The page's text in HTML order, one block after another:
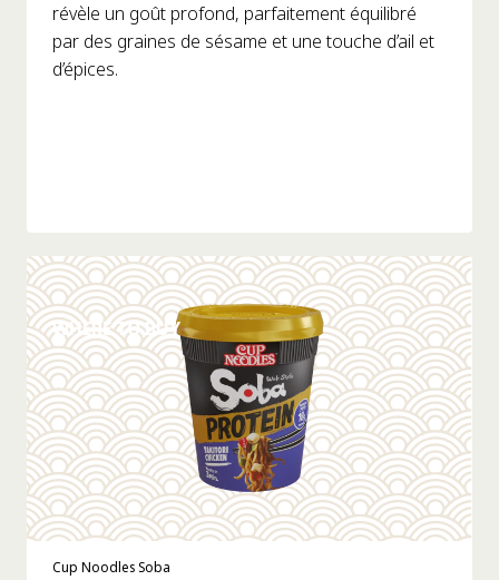
révèle un goût profond, parfaitement équilibré
par des graines de sésame et une touche d’ail et
d’épices.
WHERE TO BUY
DÉTAILS
Cup Noodles Soba